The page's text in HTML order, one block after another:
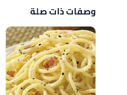
وصفات ذات صلة